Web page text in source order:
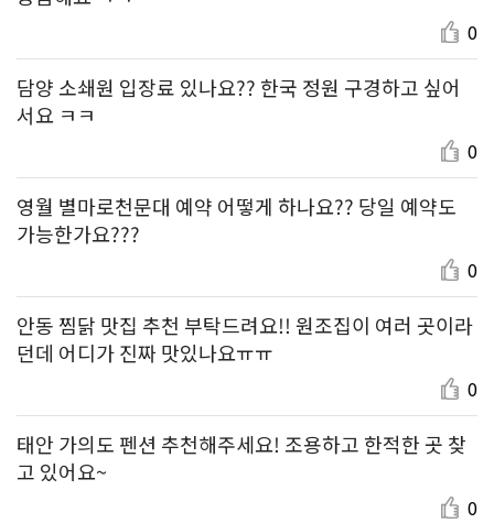
0
담양 소쇄원 입장료 있나요?? 한국 정원 구경하고 싶어
서요 ㅋㅋ
0
영월 별마로천문대 예약 어떻게 하나요?? 당일 예약도
가능한가요???
0
안동 찜닭 맛집 추천 부탁드려요!! 원조집이 여러 곳이라
던데 어디가 진짜 맛있나요ㅠㅠ
0
태안 가의도 펜션 추천해주세요! 조용하고 한적한 곳 찾
고 있어요~
0